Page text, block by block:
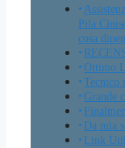
Pila
cosa
Ottimo
Tecnico
Grande
Da mia
Link